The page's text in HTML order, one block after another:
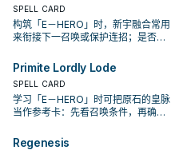
SPELL CARD
构筑「E－HERO」时，新宇融合常用
来衔接下一召唤或保护连招；是否投
Primite Lordly Lode
SPELL CARD
学习「E－HERO」时可把原石的皇脉
当作参考卡：先看召唤条件，再确认
Regenesis